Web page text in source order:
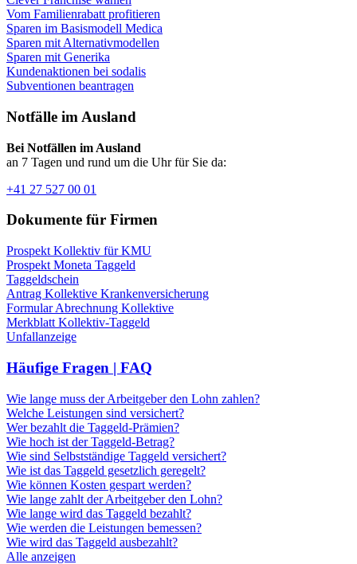
Vom Familienrabatt profitieren
Sparen im Basismodell Medica
Sparen mit Alternativmodellen
Sparen mit Generika
Kundenaktionen bei sodalis
Subventionen beantragen
Notfälle im Ausland
Bei Notfällen im Ausland
an 7 Tagen und rund um die Uhr für Sie da:
+41 27 527 00 01
Dokumente für Firmen
Prospekt Kollektiv für KMU
Prospekt Moneta Taggeld
Taggeldschein
Antrag Kollektive Krankenversicherung
Formular Abrechnung Kollektive
Merkblatt Kollektiv-Taggeld
Unfallanzeige
Häufige Fragen | FAQ
Wie lange muss der Arbeitgeber den Lohn zahlen?
Welche Leistungen sind versichert?
Wer bezahlt die Taggeld-Prämien?
Wie hoch ist der Taggeld-Betrag?
Wie sind Selbstständige Taggeld versichert?
Wie ist das Taggeld gesetzlich geregelt?
Wie können Kosten gespart werden?
Wie lange zahlt der Arbeitgeber den Lohn?
Wie lange wird das Taggeld bezahlt?
Wie werden die Leistungen bemessen?
Wie wird das Taggeld ausbezahlt?
Alle anzeigen